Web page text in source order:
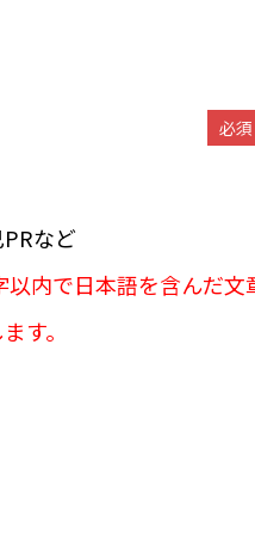
など
必須
以内で日本語を含んだ文
す。